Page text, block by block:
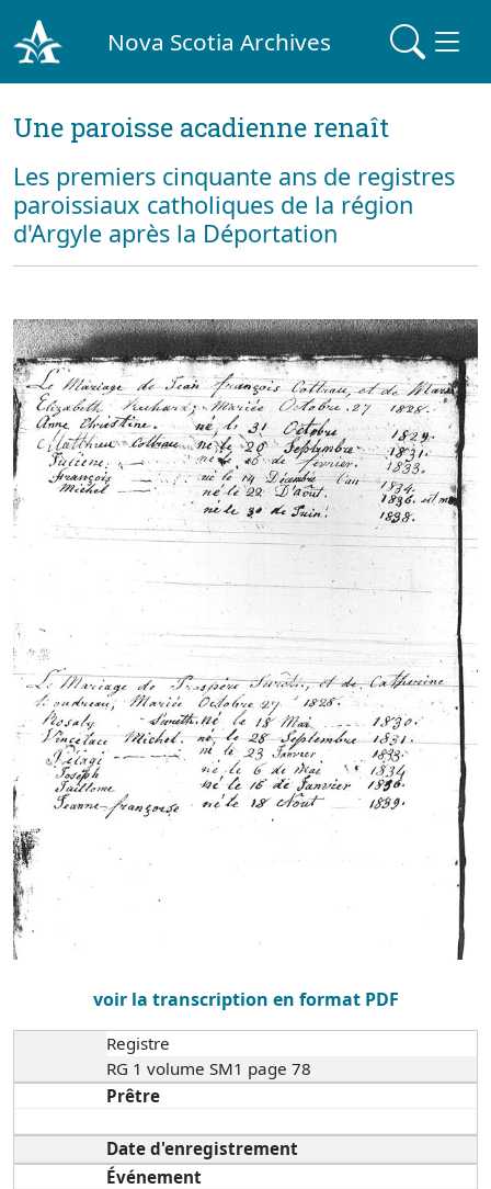
Nova Scotia Archives
Une paroisse acadienne renaît
Les premiers cinquante ans de registres
paroissiaux catholiques de la région
d'Argyle après la Déportation
voir la transcription en format PDF
Registre
RG 1 volume SM1 page 78
Prêtre
Date d'enregistrement
Événement